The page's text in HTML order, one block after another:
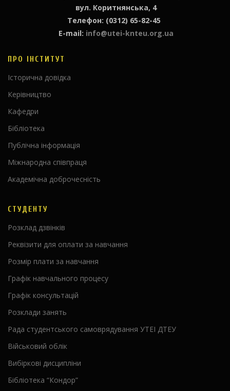
вул. Коритнянська, 4
Телефон: (0312) 65-82-45
E-mail: info@utei-knteu.org.ua
ПРО ІНСТИТУТ
Історична довідка
Керівництво
Кафедри
Бібліотека
Публічна інформація
Міжнародна співпраця
Академічна доброчесність
СТУДЕНТУ
Розклад дзвінків
Реквізити для оплати за навчання
Розмір плати за навчання
Графік навчального процесу
Графік консультацій
Розклади занять
Рада студентського самоврядування УТЕІ ДТЕУ
Військовий облік
Вибіркові дисципліни
Бібліотека “Кондор”